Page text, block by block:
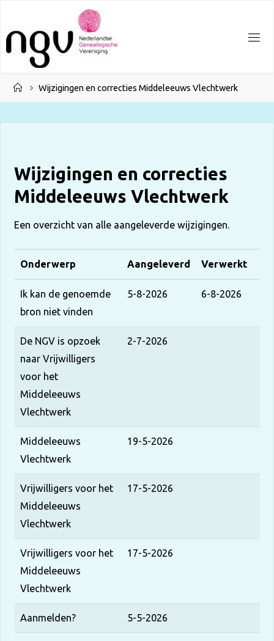
de
inhoud
HomeWijzigingen en correcties Middeleeuws Vlechtwerk
Wijzigingen en correcties
Middeleeuws Vlechtwerk
Een overzicht van alle aangeleverde wijzigingen.
Onderwerp Aangeleverd Verwerkt
Ik kan de genoemde
bron niet vinden
5-8-2026 6-8-2026
De NGV is opzoek
naar Vrijwilligers
voor het
Middeleeuws
Vlechtwerk
2-7-2026
Middeleeuws
Vlechtwerk
19-5-2026
Vrijwilligers voor het
Middeleeuws
Vlechtwerk
17-5-2026
Vrijwilligers voor het
Middeleeuws
Vlechtwerk
17-5-2026
Aanmelden? 5-5-2026